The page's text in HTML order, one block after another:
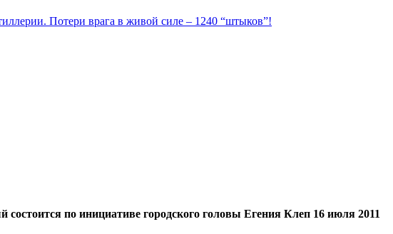
Потери врага в живой силе – 1240 “штыков”!
по инициативе городского головы Егения Клеп 16 июля 2011